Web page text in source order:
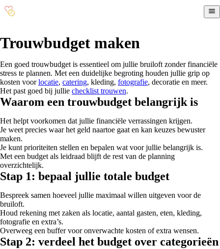
Trouwbudget maken
Een goed trouwbudget is essentieel om jullie bruiloft zonder financiële
stress te plannen. Met een duidelijke begroting houden jullie grip op
kosten voorlocatie, catering, kleding, fotografie, decoratie en meer.
Het past goed bij jullie checklist trouwen.
Waarom een trouwbudget belangrijk is
Het helpt voorkomen dat jullie financiële verrassingen krijgen.
Je weet precies waar het geld naartoe gaat en kan keuzes bewuster
maken.
Je kunt prioriteiten stellen en bepalen wat voor jullie belangrijk is.
Met een budget als leidraad blijft de rest van de planning
overzichtelijk.
Stap 1: bepaal jullie totale budget
Bespreek samen hoeveel jullie maximaal willen uitgeven voor de
bruiloft.
Houd rekening met zaken als locatie, aantal gasten, eten, kleding,
fotografie en extra’s.
Overweeg een buffer voor onverwachte kosten of extra wensen.
Stap 2: verdeel het budget over categorieën